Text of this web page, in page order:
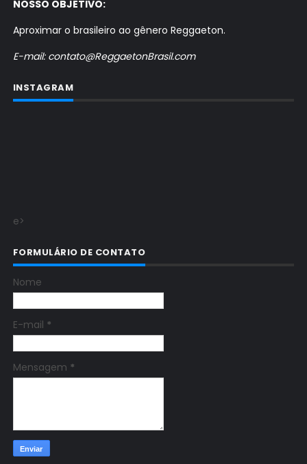
NOSSO OBJETIVO:
Aproximar o brasileiro ao gênero Reggaeton.
E-mail: contato@ReggaetonBrasil.com
INSTAGRAM
e>
FORMULÁRIO DE CONTATO
Nome
E-mail *
Mensagem *